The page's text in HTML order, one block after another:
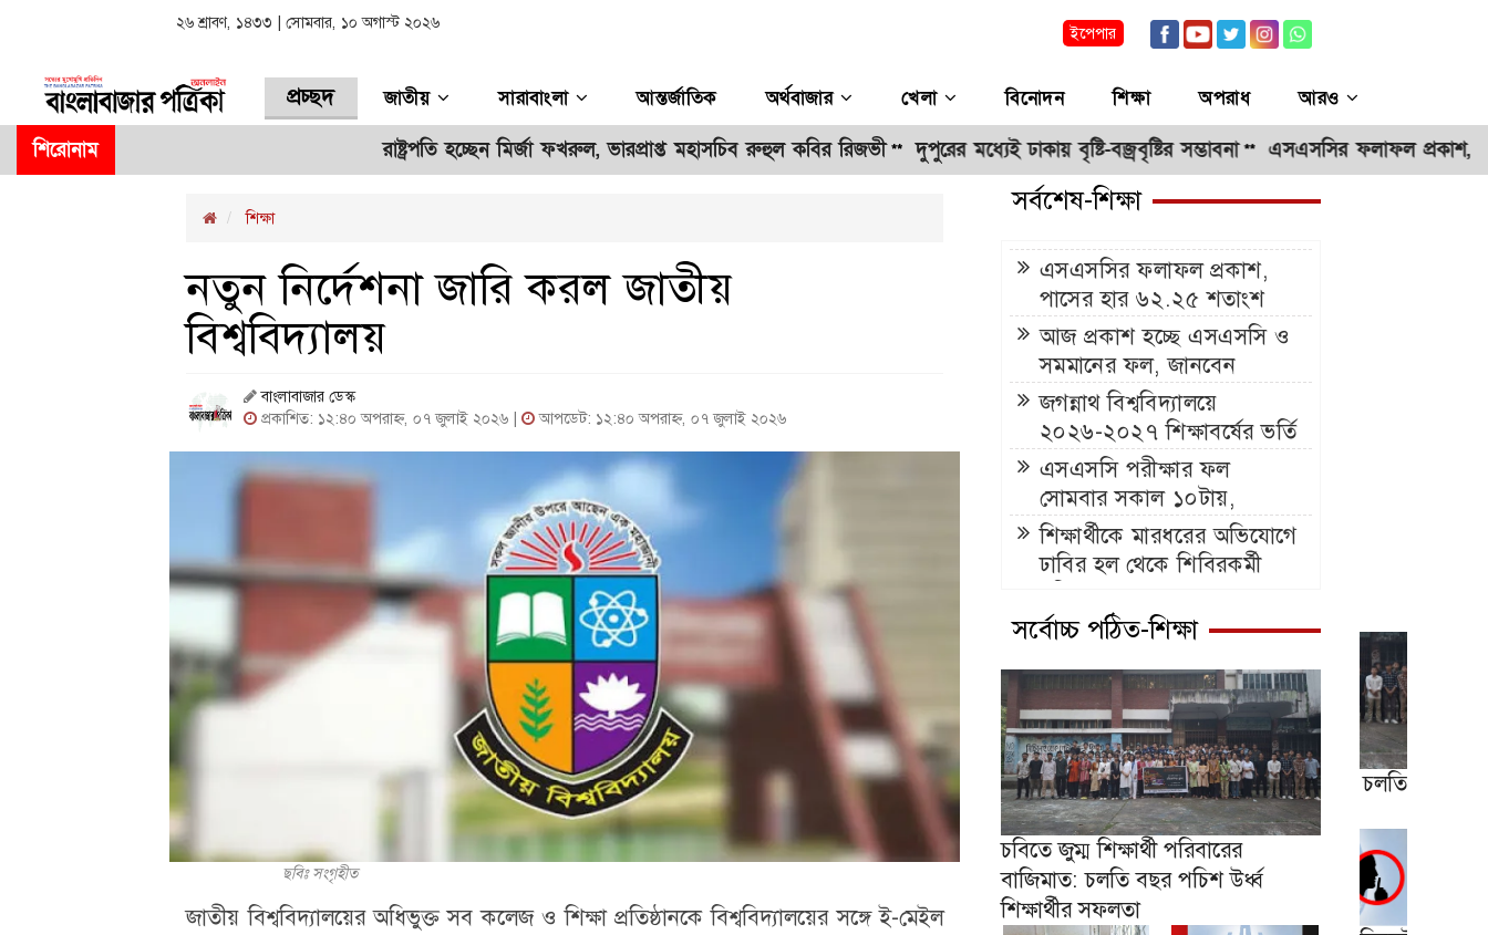
২৬ শ্রাবণ, ১৪৩৩ | সোমবার, ১০ অগাস্ট ২০২৬
ইপেপার
প্রচ্ছদ জাতীয় সারাবাংলা আন্তর্জাতিক অর্থবাজার খেলা বিনোদন শিক্ষা অপরাধ আরও
শিরোনাম রাষ্ট্রপতি হচ্ছেন মির্জা ফখরুল, ভারপ্রাপ্ত মহাসচিব রুহুল কবির রিজভী ** দুপুরের মধ্যেই ঢাকায় বৃষ্টি-বজ্রবৃষ্টির সম্ভাবনা ** এসএসসির ফলাফল প্রকাশ, পাসের
শিক্ষা
নতুন নির্দেশনা জারি করল জাতীয়
বিশ্ববিদ্যালয়
বাংলাবাজার ডেস্ক
প্রকাশিত: ১২:৪০ অপরাহ্ন, ০৭ জুলাই ২০২৬ |
আপডেট: ১২:৪০ অপরাহ্ন, ০৭ জুলাই ২০২৬
ছবিঃ সংগৃহীত
জাতীয় বিশ্ববিদ্যালয়ের অধিভুক্ত সব কলেজ ও শিক্ষা প্রতিষ্ঠানকে বিশ্ববিদ্যালয়ের সঙ্গে ই-মেইল
সর্বশেষ-শিক্ষা
এসএসসির ফলাফল প্রকাশ,
পাসের হার ৬২.২৫ শতাংশ
আজ প্রকাশ হচ্ছে এসএসসি ও
সমমানের ফল, জানবেন
যেভাবে
জগন্নাথ বিশ্ববিদ্যালয়ে
২০২৬-২০২৭ শিক্ষাবর্ষের ভর্তি
আবেদন শুরু ১৫ নভেম্বর
এসএসসি পরীক্ষার ফল
সোমবার সকাল ১০টায়,
যেভাবে জানা যাবে
শিক্ষার্থীকে মারধরের অভিযোগে
ঢাবির হল থেকে শিবিরকর্মী
সর্বোচ্চ পঠিত-শিক্ষা
চবিতে জুম্ম শিক্ষার্থী পরিবারের
বাজিমাত: চলতি বছর পচিশ উর্ধ্ব
শিক্ষার্থীর সফলতা